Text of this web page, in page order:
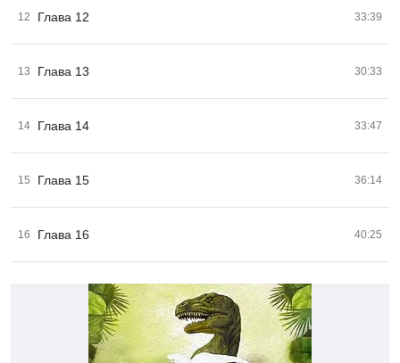
12 Глава 12 33:39
13 Глава 13 30:33
14 Глава 14 33:47
15 Глава 15 36:14
16 Глава 16 40:25